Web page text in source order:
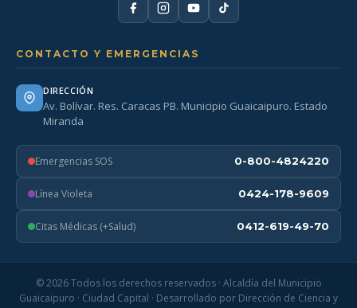
CONTACTO Y EMERGENCIAS
DIRECCIÓN
Av. Bolívar. Res. Caracas PB. Municipio Guaicaipuro. Estado
Miranda
Emergencias SOS 0-800-4824220
Línea Violeta 0424-178-9609
Citas Médicas (+Salud) 0412-619-49-70
© 2026 Todos los derechos reservados · Alcaldía del Municipio
Guaicaipuro · Ciudad Capital · Desarrollado por Dirección de Ciencia y